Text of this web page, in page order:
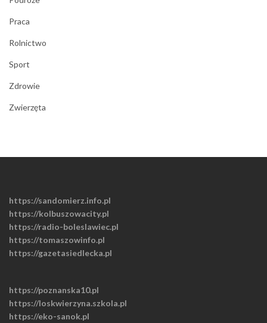
Praca
Rolnictwo
Sport
Zdrowie
Zwierzęta
https://sandomierz.info.pl
https://kolbuszowacity.pl
https://radio-boleslawiec.pl
https://tomaszowinfo.pl
https://gazetasiedlecka.pl
https://poznanska10.pl
https://loskwierzyna.szkola.pl
https://eko-sanok.pl